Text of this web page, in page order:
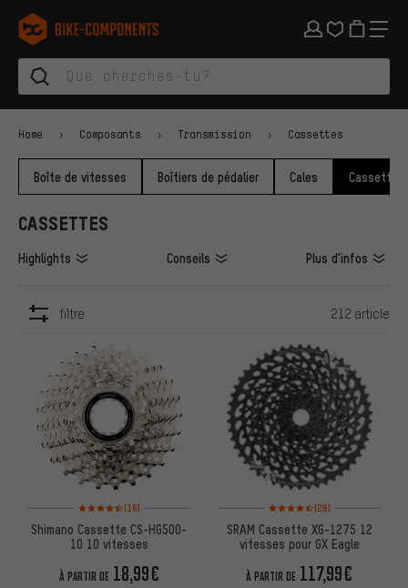
Aller à la navigation principale
Aller à la navigation des catégories
Aller au contenu
Aller aux marques et à la newsletter
Aller au pied de page
bike-components.de Page d'accueil
Home Composants Transmission Cassettes
Boîte de vitesses Boîtiers de pédalier Cales Cassettes
CASSETTES
Highlights Conseils Plus d'infos
filtre 212 article
Note moyenne : 4,5 sur 5 d'après 16 avis
(16)
Shimano Cassette CS-HG500-
10 10 vitesses
À PARTIR DE 18,99€
Note moyenne : 4,5 sur 5
(28)
SRAM Cassette XG-1275 12
vitesses pour GX Eagle
À PARTIR DE 117,99€